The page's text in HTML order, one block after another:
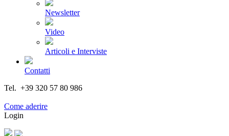
Newsletter
Video
Articoli e Interviste
Contatti
Tel. +39 320 57 80 986
Come aderire
Login